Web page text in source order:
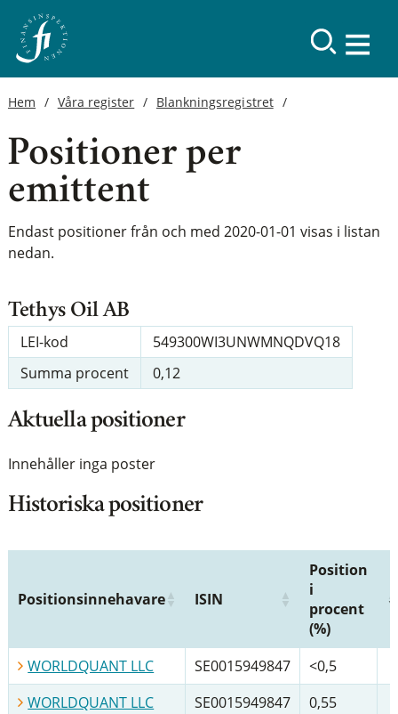
Hem Våra register Blankningsregistret
Positioner per
emittent
Endast positioner från och med 2020-01-01 visas i listan
nedan.
Tethys Oil AB
LEI-kod
549300WI3UNWMNQDVQ18
Summa procent
0,12
Aktuella positioner
Innehåller inga poster
Historiska positioner
Positionsinnehavare ISIN
Position
i
procent
(%)
WORLDQUANT LLC SE0015949847
<0,5
WORLDQUANT LLC
SE0015949847
0,55